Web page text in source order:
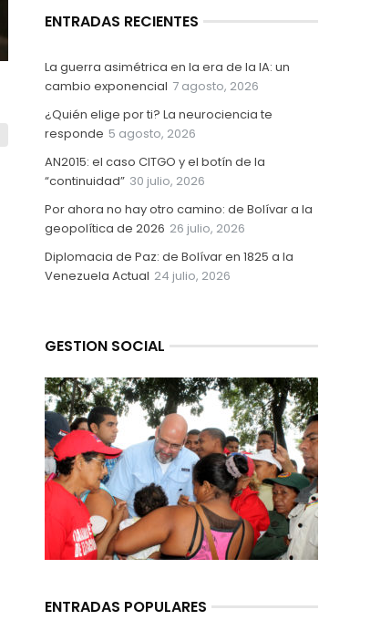
ENTRADAS RECIENTES
La guerra asimétrica en la era de la IA: un
cambio exponencial 7 agosto, 2026
¿Quién elige por ti? La neurociencia te
responde 5 agosto, 2026
AN2015: el caso CITGO y el botín de la
“continuidad” 30 julio, 2026
Por ahora no hay otro camino: de Bolívar a la
geopolítica de 2026 26 julio, 2026
Diplomacia de Paz: de Bolívar en 1825 a la
Venezuela Actual 24 julio, 2026
GESTION SOCIAL
ENTRADAS POPULARES